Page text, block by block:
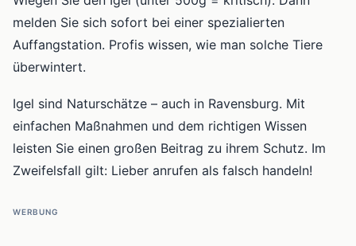
melden Sie sich sofort bei einer spezialierten
Auffangstation. Profis wissen, wie man solche Tiere
überwintert.
Igel sind Naturschätze – auch in Ravensburg. Mit
einfachen Maßnahmen und dem richtigen Wissen
leisten Sie einen großen Beitrag zu ihrem Schutz. Im
Zweifelsfall gilt: Lieber anrufen als falsch handeln!
WERBUNG